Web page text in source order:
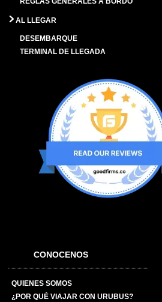
AL LLEGAR
DESEMBARQUE
TERMINAL DE LLEGADA
CONOCENOS
QUIENES SOMOS
¿POR QUÉ VIAJAR CON URUBUS?